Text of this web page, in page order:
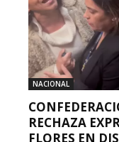
NACIONAL
RECHAZA
FLORES EN